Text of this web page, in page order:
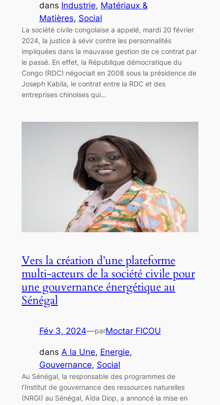
dans Industrie, Matériaux &
Matières, Social
La société civile congolaise a appelé, mardi 20 février
2024, la justice à sévir contre les personnalités
impliquées dans la mauvaise gestion de ce contrat par
le passé. En effet, la République démocratique du
Congo (RDC) négociait en 2008 sous la présidence de
Joseph Kabila, le contrat entre la RDC et des
entreprises chinoises qui…
Vers la création d’une plateforme
multi-acteurs de la société civile pour
une gouvernance énergétique au
Sénégal
Fév 3, 2024—parMoctar FICOU
dans A la Une, Energie
Gouvernance, Social
Au Sénégal, la responsable des programmes de
l’Institut de gouvernance des ressources naturelles
(NRGI) au Sénégal, Aïda Diop, a annoncé la mise en